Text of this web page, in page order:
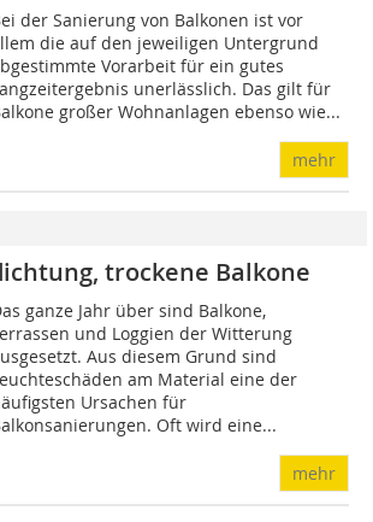
der Sanierung von Balkonen ist vor
die auf den jeweiligen Untergrund
Vorarbeit für ein gutes
unerlässlich. Das gilt für
großer Wohnanlagen ebenso wie...
mehr
trockene Balkone
ganze Jahr über sind Balkone,
und Loggien der Witterung
Aus diesem Grund sind
am Material eine der
Ursachen für
Oft wird eine...
mehr